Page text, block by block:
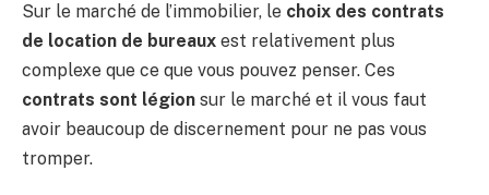
Sur le marché de l’immobilier, le choix des contrats
de location de bureaux est relativement plus
complexe que ce que vous pouvez penser. Ces
contrats sont légion sur le marché et il vous faut
avoir beaucoup de discernement pour ne pas vous
tromper.